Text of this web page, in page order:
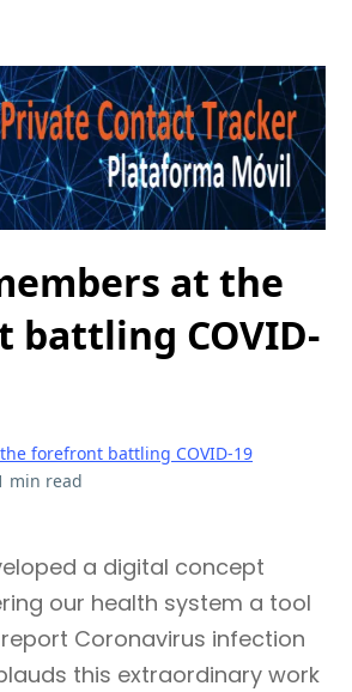
at the
battling COVID-
forefront battling COVID-19
min read
a digital concept
our health system a tool
Coronavirus infection
this extraordinary work